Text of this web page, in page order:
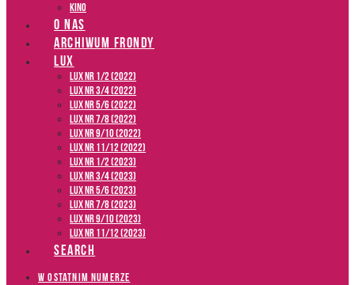
Kino
O NAS
ARCHIWUM FRONDY
LUX
LUX NR 1/2 (2022)
LUX NR 3/4 (2022)
LUX NR 5/6 (2022)
LUX NR 7/8 (2022)
LUX nr 9/10 (2022)
LUX NR 11/12 (2022)
LUX NR 1/2 (2023)
LUX NR 3/4 (2023)
LUX NR 5/6 (2023)
LUX NR 7/8 (2023)
LUX NR 9/10 (2023)
LUX NR 11/12 (2023)
SEARCH
W OSTATNIM NUMERZE